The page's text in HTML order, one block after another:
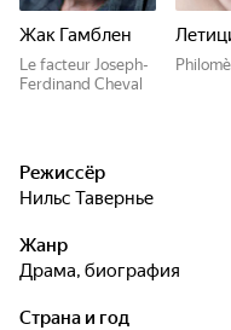
Жак Гамблен
Le facteur Joseph-
Ferdinand Cheval
Режиссёр
Нильс Тавернье
Жанр
драма, биография
Страна и год